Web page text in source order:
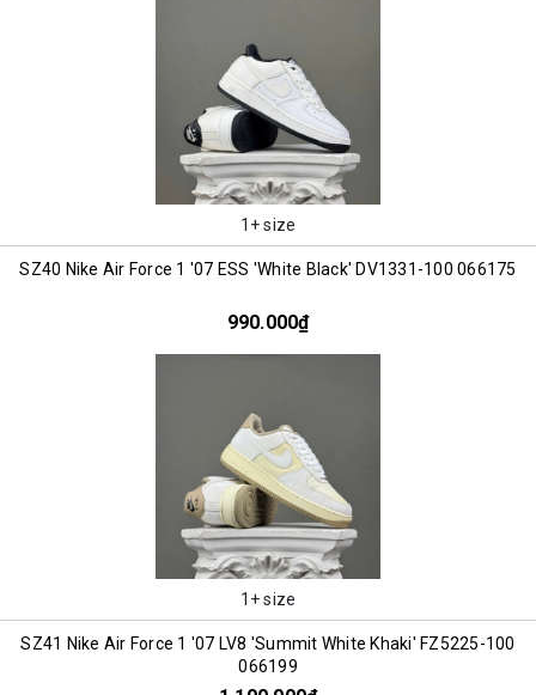
1+ size
SZ40 Nike Air Force 1 '07 ESS 'White Black' DV1331-100 066175
990.000₫
1+ size
SZ41 Nike Air Force 1 '07 LV8 'Summit White Khaki' FZ5225-100
066199